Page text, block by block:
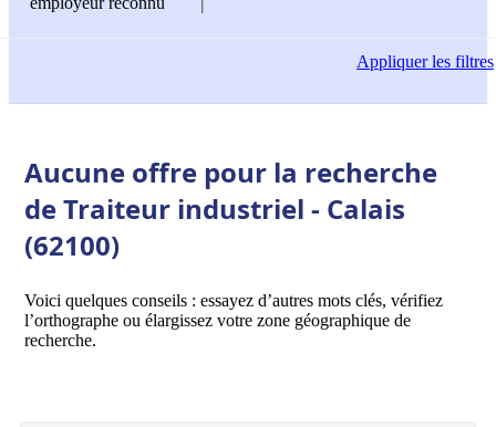
Appliquerles filtres
Aucune offre pour la recherche
de Traiteur industriel - Calais
(62100)
Voici quelques conseils : essayez d’autres mots clés, vérifiez
l’orthographe ou élargissez votre zone géographique de
recherche.